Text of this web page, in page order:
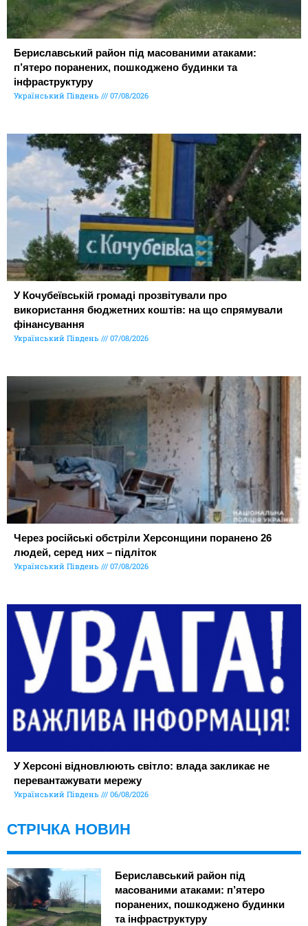
Бериславський район під масованими атаками:
п’ятеро поранених, пошкоджено будинки та
інфраструктуру
Український Південь 07/08/2026
У Кочубеївській громаді прозвітували про
використання бюджетних коштів: на що спрямували
фінансування
Український Південь 07/08/2026
Через російські обстріли Херсонщини поранено 26
людей, серед них – підліток
Український Південь 07/08/2026
У Херсоні відновлюють світло: влада закликає не
перевантажувати мережу
Український Південь 06/08/2026
СТРІЧКА НОВИН
Бериславський район під
масованими атаками: п’ятеро
поранених, пошкоджено будинки
та інфраструктуру